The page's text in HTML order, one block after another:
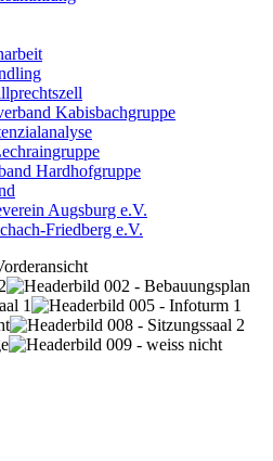
Kabisbachgruppe
Hardhofgruppe
Augsburg e.V.
Friedberg e.V.